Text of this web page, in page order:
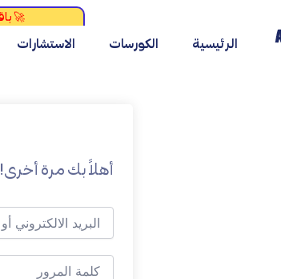
الرئيسية الكورسات الاستشارات
أهلاً بك مرة أخرى!